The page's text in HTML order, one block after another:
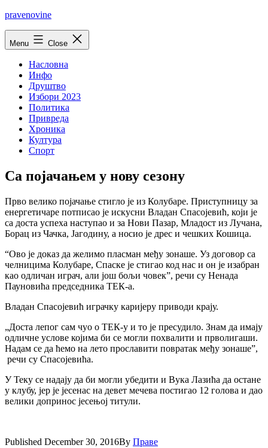
Skip
pravenovine
Menu Close
Насловна
Инфо
Друштво
Избори 2023
Политика
Привреда
Хроника
Култура
Спорт
Са појачањем у нову сезону
Прво велико појачање стигло је из Колубаре. Приступницу за
енергетичаре потписао је искусни Владан Спасојевић, који је
са доста успеха наступао и за Нови Пазар, Младост из Лучана,
Борац из Чачка, Јагодину, а носио је дрес и чешких Кошица.
“Ово је доказ да желимо пласман међу зонаше. Уз договор са
челницима Колубаре, Спаске је стигао код нас и он је изабран
као одличан играч, али још бољи човек”, речи су Ненада
Пауновића председника ТЕК-а.
Владан Спасојевић играчку каријеру приводи крају.
„Доста лепог сам чуо о ТЕК-у и то је пресудило. Знам да имају
одличне услове којима би се могли похвалити и прволигаши.
Надам се да ћемо на лето прославити повратак међу зонаше”,
речи су Спасојевића.
У Теку се надају да би могли убедити и Вука Лазића да остане
у клубу, јер је јесенас на девет мечева постигао 12 голова и дао
велики допринос јесењој титули.
Published December 30, 2016By Праве